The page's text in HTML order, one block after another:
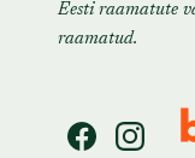
Eesti raamatute
raamatud.